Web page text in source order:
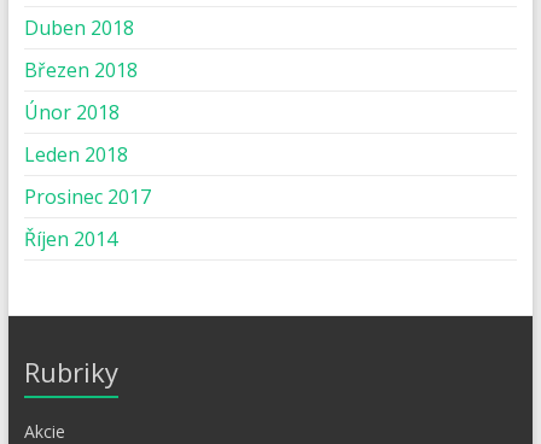
Duben 2018
Březen 2018
Únor 2018
Leden 2018
Prosinec 2017
Říjen 2014
Rubriky
Akcie